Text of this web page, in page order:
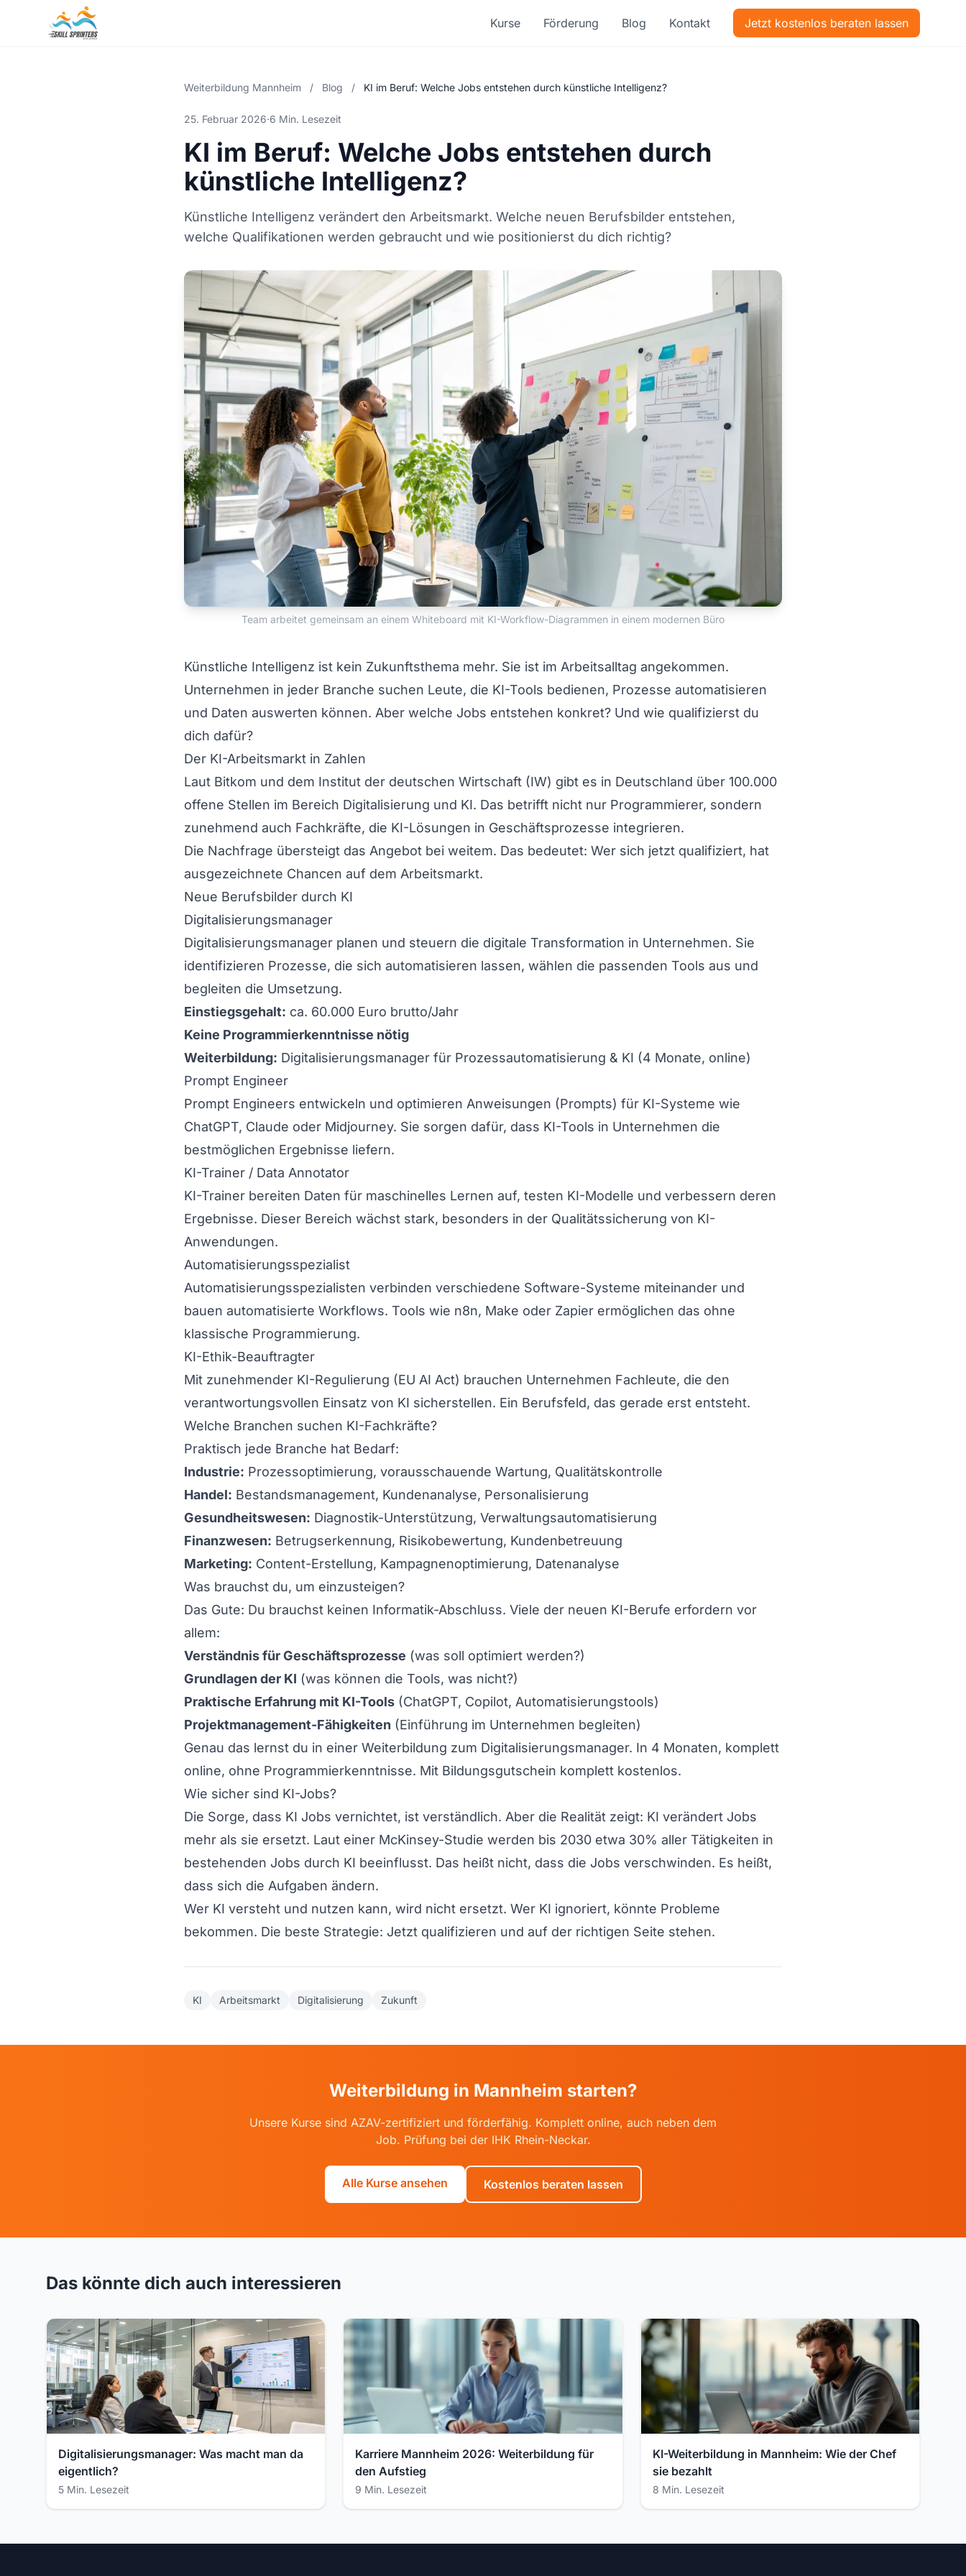
Kurse Förderung Blog Kontakt Jetzt kostenlos beraten lassen
Weiterbildung Mannheim / Blog / KI im Beruf: Welche Jobs entstehen durch künstliche Intelligenz?
25. Februar 2026·6 Min. Lesezeit
KI im Beruf: Welche Jobs entstehen durch
künstliche Intelligenz?
Künstliche Intelligenz verändert den Arbeitsmarkt. Welche neuen Berufsbilder entstehen,
welche Qualifikationen werden gebraucht und wie positionierst du dich richtig?
Team arbeitet gemeinsam an einem Whiteboard mit KI-Workflow-Diagrammen in einem modernen Büro
Künstliche Intelligenz ist kein Zukunftsthema mehr. Sie ist im Arbeitsalltag angekommen.
Unternehmen in jeder Branche suchen Leute, die KI-Tools bedienen, Prozesse automatisieren
und Daten auswerten können. Aber welche Jobs entstehen konkret? Und wie qualifizierst du
dich dafür?
Der KI-Arbeitsmarkt in Zahlen
Laut Bitkom und dem Institut der deutschen Wirtschaft (IW) gibt es in Deutschland über 100.000
offene Stellen im Bereich Digitalisierung und KI. Das betrifft nicht nur Programmierer, sondern
zunehmend auch Fachkräfte, die KI-Lösungen in Geschäftsprozesse integrieren.
Die Nachfrage übersteigt das Angebot bei weitem. Das bedeutet: Wer sich jetzt qualifiziert, hat
ausgezeichnete Chancen auf dem Arbeitsmarkt.
Neue Berufsbilder durch KI
Digitalisierungsmanager
Digitalisierungsmanager planen und steuern die digitale Transformation in Unternehmen. Sie
identifizieren Prozesse, die sich automatisieren lassen, wählen die passenden Tools aus und
begleiten die Umsetzung.
Einstiegsgehalt: ca. 60.000 Euro brutto/Jahr
Keine Programmierkenntnisse nötig
Weiterbildung: Digitalisierungsmanager für Prozessautomatisierung & KI (4 Monate, online)
Prompt Engineer
Prompt Engineers entwickeln und optimieren Anweisungen (Prompts) für KI-Systeme wie
ChatGPT, Claude oder Midjourney. Sie sorgen dafür, dass KI-Tools in Unternehmen die
bestmöglichen Ergebnisse liefern.
KI-Trainer / Data Annotator
KI-Trainer bereiten Daten für maschinelles Lernen auf, testen KI-Modelle und verbessern deren
Ergebnisse. Dieser Bereich wächst stark, besonders in der Qualitätssicherung von KI-
Anwendungen.
Automatisierungsspezialist
Automatisierungsspezialisten verbinden verschiedene Software-Systeme miteinander und
bauen automatisierte Workflows. Tools wie n8n, Make oder Zapier ermöglichen das ohne
klassische Programmierung.
KI-Ethik-Beauftragter
Mit zunehmender KI-Regulierung (EU AI Act) brauchen Unternehmen Fachleute, die den
verantwortungsvollen Einsatz von KI sicherstellen. Ein Berufsfeld, das gerade erst entsteht.
Welche Branchen suchen KI-Fachkräfte?
Praktisch jede Branche hat Bedarf:
Industrie: Prozessoptimierung, vorausschauende Wartung, Qualitätskontrolle
Handel: Bestandsmanagement, Kundenanalyse, Personalisierung
Gesundheitswesen: Diagnostik-Unterstützung, Verwaltungsautomatisierung
Finanzwesen: Betrugserkennung, Risikobewertung, Kundenbetreuung
Marketing: Content-Erstellung, Kampagnenoptimierung, Datenanalyse
Was brauchst du, um einzusteigen?
Das Gute: Du brauchst keinen Informatik-Abschluss. Viele der neuen KI-Berufe erfordern vor
allem:
Verständnis für Geschäftsprozesse (was soll optimiert werden?)
Grundlagen der KI (was können die Tools, was nicht?)
Praktische Erfahrung mit KI-Tools (ChatGPT, Copilot, Automatisierungstools)
Projektmanagement-Fähigkeiten (Einführung im Unternehmen begleiten)
Genau das lernst du in einer Weiterbildung zum Digitalisierungsmanager. In 4 Monaten, komplett
online, ohne Programmierkenntnisse. Mit Bildungsgutschein komplett kostenlos.
Wie sicher sind KI-Jobs?
Die Sorge, dass KI Jobs vernichtet, ist verständlich. Aber die Realität zeigt: KI verändert Jobs
mehr als sie ersetzt. Laut einer McKinsey-Studie werden bis 2030 etwa 30% aller Tätigkeiten in
bestehenden Jobs durch KI beeinflusst. Das heißt nicht, dass die Jobs verschwinden. Es heißt,
dass sich die Aufgaben ändern.
Wer KI versteht und nutzen kann, wird nicht ersetzt. Wer KI ignoriert, könnte Probleme
bekommen. Die beste Strategie: Jetzt qualifizieren und auf der richtigen Seite stehen.
KI Arbeitsmarkt Digitalisierung Zukunft
Weiterbildung in Mannheim starten?
Unsere Kurse sind AZAV-zertifiziert und förderfähig. Komplett online, auch neben dem
Job. Prüfung bei der IHK Rhein-Neckar.
Alle Kurse ansehen Kostenlos beraten lassen
Das könnte dich auch interessieren
Digitalisierungsmanager: Was macht man da
eigentlich?
5 Min. Lesezeit
Karriere Mannheim 2026: Weiterbildung für
den Aufstieg
9 Min. Lesezeit
KI-Weiterbildung in Mannheim: Wie der Chef
sie bezahlt
8 Min. Lesezeit